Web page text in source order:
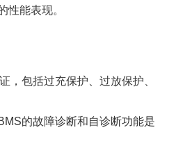
性能表现。
，包括过充保护、过放保护、
的故障诊断和自诊断功能是